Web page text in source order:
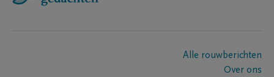
Alle rouwberichten
Over ons